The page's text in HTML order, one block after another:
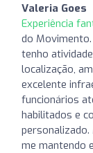
Valeria Goes
Experiência
do
tenho
localização,
excelente
funcionários
habilitados e
personalizado.
me mantendo